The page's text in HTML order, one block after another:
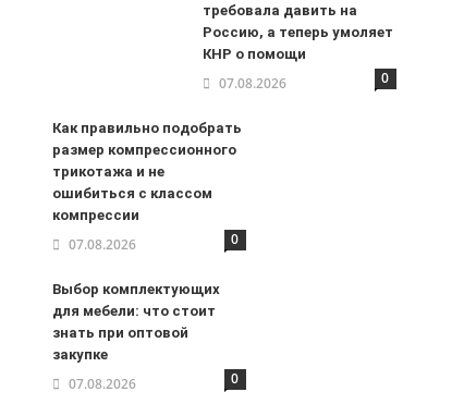
требовала давить на
Россию, а теперь умоляет
КНР о помощи
07.08.2026 0
Как правильно подобрать
размер компрессионного
трикотажа и не
ошибиться с классом
компрессии
07.08.2026 0
Выбор комплектующих
для мебели: что стоит
знать при оптовой
закупке
07.08.2026 0